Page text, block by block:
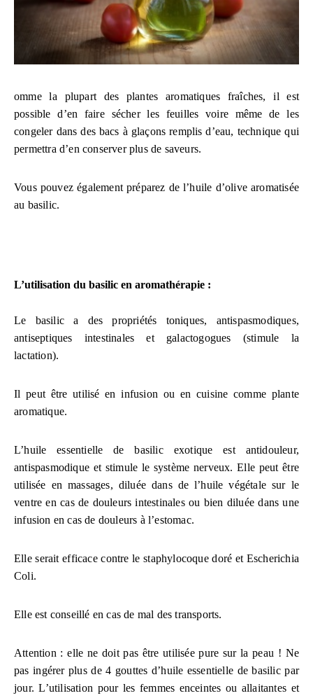
omme la plupart des plantes aromatiques fraîches, il est
possible d’en faire sécher les feuilles voire même de les
congeler dans des bacs à glaçons remplis d’eau, technique qui
permettra d’en conserver plus de saveurs.
Vous pouvez également préparez de l’huile d’olive aromatisée
au basilic.
L’utilisation du basilic en aromathérapie :
Le basilic a des propriétés toniques, antispasmodiques,
antiseptiques intestinales et galactogogues (stimule la
lactation).
Il peut être utilisé en infusion ou en cuisine comme plante
aromatique.
L’huile essentielle de basilic exotique est antidouleur,
antispasmodique et stimule le système nerveux. Elle peut être
utilisée en massages, diluée dans de l’huile végétale sur le
ventre en cas de douleurs intestinales ou bien diluée dans une
infusion en cas de douleurs à l’estomac.
Elle serait efficace contre le staphylocoque doré et Escherichia
Coli.
Elle est conseillé en cas de mal des transports.
Attention : elle ne doit pas être utilisée pure sur la peau ! Ne
pas ingérer plus de 4 gouttes d’huile essentielle de basilic par
jour. L’utilisation pour les femmes enceintes ou allaitantes et